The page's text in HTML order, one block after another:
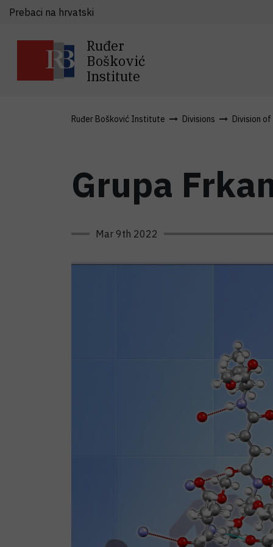
Ruđer
Bošković
Institute
Prebaci na hrvatski
Ruđer Bošković Institute Divisions Division
Grupa
Mar 9th 2022